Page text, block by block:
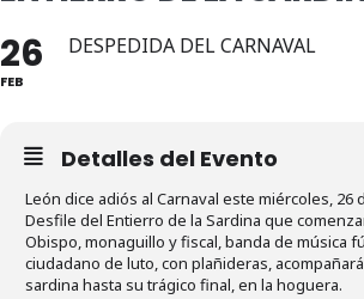
26
FEB
DESPEDIDA DEL CARNAVAL
Detalles del Evento
León dice adiós al Carnaval este miércoles, 26
Desfile del Entierro de la Sardina que
Obispo, monaguillo y fiscal, banda de música
ciudadano de luto, con plañideras,
sardina hasta su trágico final, en la hoguera.